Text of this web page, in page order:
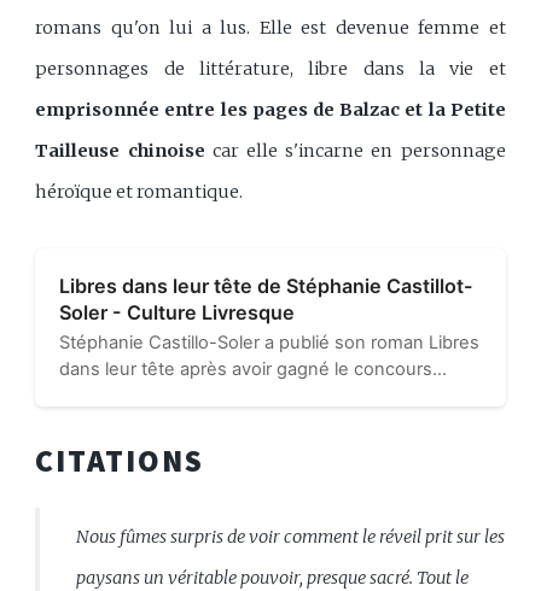
romans qu'on lui a lus. Elle est devenue femme et
personnages de littérature, libre dans la vie et
emprisonnée entre les pages de Balzac et la Petite
Tailleuse chinoise car elle s'incarne en personnage
héroïque et romantique.
Libres dans leur tête de Stéphanie Castillot-
Soler - Culture Livresque
Stéphanie Castillo-Soler a publié son roman Libres
dans leur tête après avoir gagné le concours
CITATIONS
Nous fûmes surpris de voir comment le réveil prit sur les
paysans un véritable pouvoir, presque sacré. Tout le